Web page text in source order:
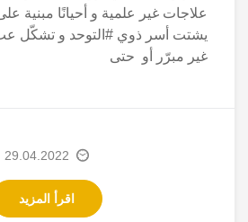
علاجات غير علمية و أحيانًا مبنية
يشتت أسر ذوي #التوحد و تشكّل
غير مبرّر أو حتى
اقرأ المزيد
29.04.2022